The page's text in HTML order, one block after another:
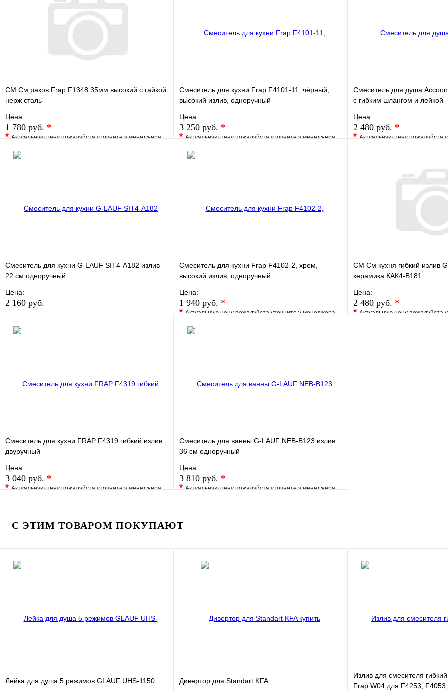
СМ См раков Frap F1348 35мм высокий с гайкой
нерж сталь
Цена:
1 780 руб. *
*Актуальную цену пожалуйста уточните у менеджера
В избранное
Смеситель для кухни Frap F4101-11, чёрный,
высокий излив, одноручный
Цена:
3 250 руб. *
*Актуальную цену пожалуйста уточните у менеджера
В избранное
Смеситель для душа
с гибким шлангом и лейкой
Цена:
2 480 руб. *
*Актуальную цену пожалуйста
Смеситель для кухни G-LAUF SIT4-A182 излив
22 см одноручный
Цена:
2 160 руб.
Купить в 1 клик
Смеситель для кухни Frap F4102-2, хром,
высокий излив, одноручный
Цена:
1 940 руб. *
*Актуальную цену пожалуйста уточните у менеджера
В избранное
СМ См кухня гибкий излив
керамика КАК4-В181
Цена:
2 480 руб. *
*Актуальную цену пожалуйста
Смеситель для кухни FRAP F4319 гибкий излив
двуручный
Цена:
3 040 руб. *
*Актуальную цену пожалуйста уточните у менеджера
В избранное Сравнение
В корзину
Смеситель для ванны G-LAUF NEB-B123 излив
36 см одноручный
Цена:
3 810 руб. *
*Актуальную цену пожалуйста уточните у менеджера
В избранное Сравнение
В корзину
С ЭТИМ ТОВАРОМ ПОКУПАЮТ
Лейка для душа 5 режимов GLAUF UHS-1150 Дивертор для Standart KFA
Излив для смесителя
Frap W04 для F4253,